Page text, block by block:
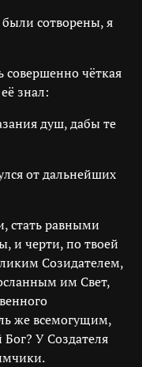
сотворены, я
совершенно чёткая
знал:
душ, дабы те
от дальнейших
стать равными
и черти, по твоей
Созидателем,
им Свет,
же всемогущим,
У Создателя